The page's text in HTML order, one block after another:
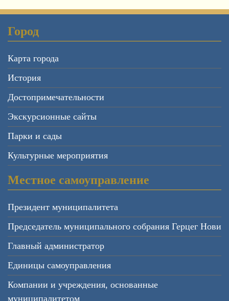
Город
Карта города
История
Достопримечательности
Экскурсионные сайты
Парки и сады
Культурные мероприятия
Местное самоуправление
Президент муниципалитета
Председатель муниципального собрания Герцег Нови
Главный администратор
Единицы самоуправления
Компании и учреждения, основанные
муниципалитетом